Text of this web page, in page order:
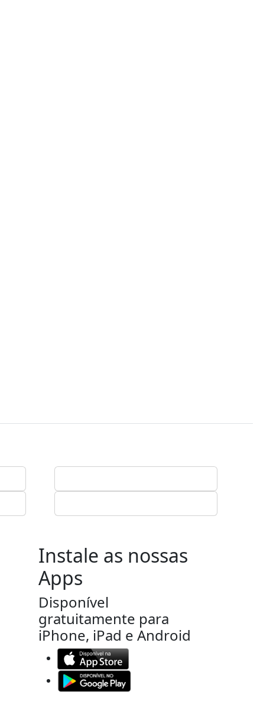
Instale as nossas
Apps
Disponível
gratuitamente para
iPhone, iPad e Android